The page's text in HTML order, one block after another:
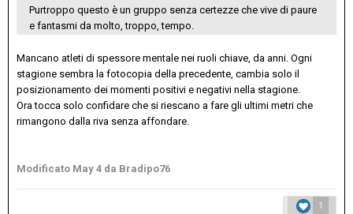
Purtroppo questo è un gruppo senza certezze che vive di paure
e fantasmi da molto, troppo, tempo.
Mancano atleti di spessore mentale nei ruoli chiave, da anni. Ogni
stagione sembra la fotocopia della precedente, cambia solo il
posizionamento dei momenti positivi e negativi nella stagione.
Ora tocca solo confidare che si riescano a fare gli ultimi metri che
rimangono dalla riva senza affondare.
Modificato May 4 da Bradipo76
1